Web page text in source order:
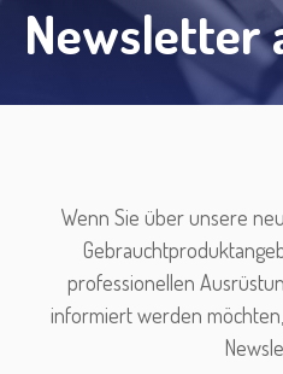
Newsletter
Wenn Sie über unsere
professionellen
informiert werden